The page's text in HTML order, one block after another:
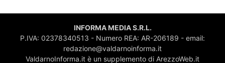
INFORMA MEDIA S.R.L.
P.IVA: 02378340513 - Numero REA: AR-206189 - email:
redazione@valdarnoinforma.it
ValdarnoInforma.it è un supplemento di ArezzoWeb.it